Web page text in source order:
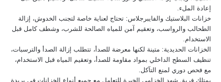
إعادة الملء.
خزانات البلاستيك والفايبرجلاس: تحتاج لعناية خاصة لتجنب الخدوش، إزالة
الطحالب والرواسب، وتعقيم آمن للمياه الصالحة للشرب، وشطف كامل قبل
الاستخدام.
الخزانات الحديدية: متينة لكنها معرضة للصدأ، تتطلب إزالة الصدأ والترسبات،
تنظيف السطح الداخلي بمواد مقاومة للصدأ، وتعقيم المياه قبل الاستخدام،
مع فحص دوري لمنع التآكل.
يمتلك فريق شهد الخزامى الخبرة للتعامل مع جميع أنواع الخزانات في بريدة